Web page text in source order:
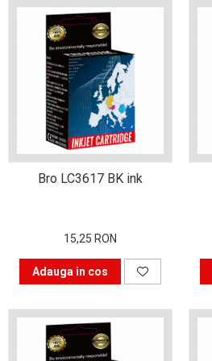
viața din secolul XXI
Sfaturi interesante pentru
a ne simţi la locul de muncă
“ca acasă”!
Tehnologia şi puterea ei de
a schimba lumea
Idei de cadouri inspirate
pentru pasionații de
tehnologie
Calitate mai bună cu
imprimanta laser color
în funcție de afacerea ta
multifuncțională laser
color?
Prin ce se face important
Bro LC3617 BK ink
15,25 RON
Adauga in cos